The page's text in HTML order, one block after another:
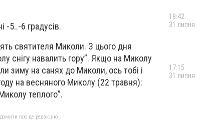
-5..-6 градусів.
святителя Миколи. З цього дня
снігу навалить гору”. Якщо на Миколу
зиму на санях до Миколи, ось тобі і
на весняного Миколу (22 травня):
теплого”.
про це редакцію
18:42
31 липня
17:15
31 липня